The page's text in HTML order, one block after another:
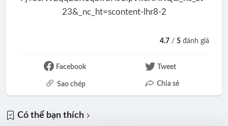
4.7 /5 đánh giá
Facebook Tweet
Sao chép Chia sẻ
Có thể bạn thích